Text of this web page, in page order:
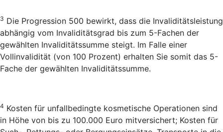
3 Die Progression 500 bewirkt, dass die Invaliditätsleistung
abhängig vom Invaliditätsgrad bis zum 5-Fachen der
gewählten Invaliditätssumme steigt. Im Falle einer
Vollinvalidität (von 100 Prozent) erhalten Sie somit das 5-
Fache der gewählten Invaliditätssumme.
4 Kosten für unfallbedingte kosmetische Operationen sind
in Höhe von bis zu 100.000 Euro mitversichert; Kosten für